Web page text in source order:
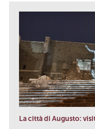
La città di Augusto: